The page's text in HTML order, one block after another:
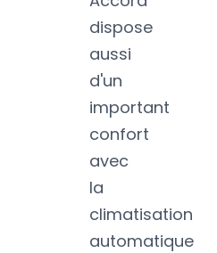
dispose
aussi
d'un
important
confort
avec
la
climatisation
automatique